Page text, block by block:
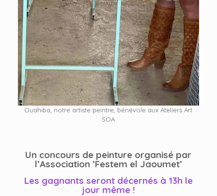
Ouahiba, notre artiste peintre, bénévole aux Ateliers Art
SOA
Un concours de peinture organisé par
l’Association ’Festem el Jaoumet’
Les gagnants seront décernés à 13h le
jour même !